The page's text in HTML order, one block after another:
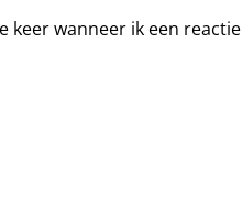
keer wanneer ik een reactie